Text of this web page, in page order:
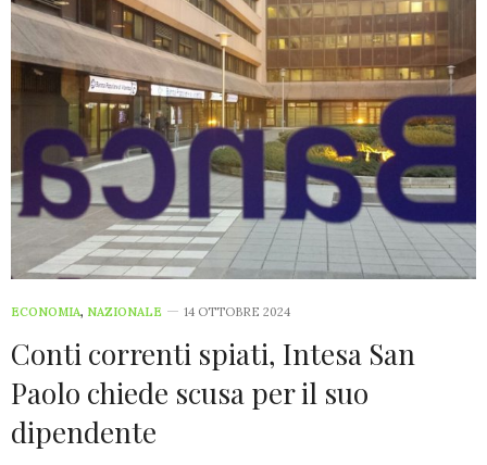
ECONOMIA, NAZIONALE 14 OTTOBRE 2024
Conti correnti spiati, Intesa San
Paolo chiede scusa per il suo
dipendente